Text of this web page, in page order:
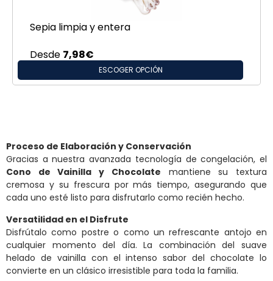
Sepia limpia y entera
Desde 7,98€
ESCOGER OPCIÓN
Proceso de Elaboración y Conservación
Gracias a nuestra avanzada tecnología de congelación, el
Cono de Vainilla y Chocolate mantiene su textura
cremosa y su frescura por más tiempo, asegurando que
cada uno esté listo para disfrutarlo como recién hecho.
Versatilidad en el Disfrute
Disfrútalo como postre o como un refrescante antojo en
cualquier momento del día. La combinación del suave
helado de vainilla con el intenso sabor del chocolate lo
convierte en un clásico irresistible para toda la familia.